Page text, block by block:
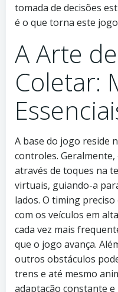
tomada de decisões
é o que torna este
A Arte
Coletar:
A base do jogo reside
controles.
através de toques na
virtuais, guiando-a
lados. O timing
com os veículos em
cada vez mais
que o jogo avança.
outros obstáculos
trens e até mesmo
adaptação constante